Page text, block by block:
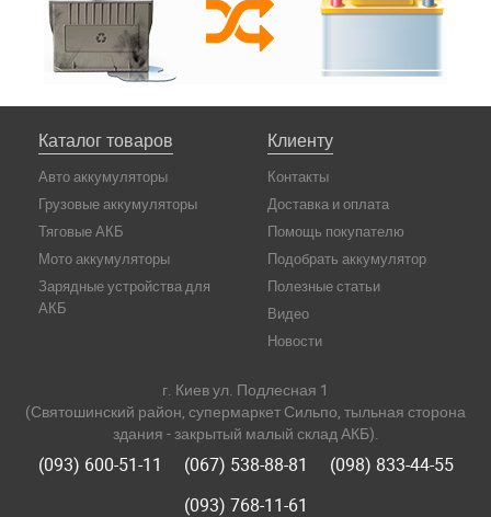
Каталог товаров
Авто аккумуляторы
Грузовые аккумуляторы
Тяговые АКБ
Мото аккумуляторы
Зарядные устройства для
АКБ
Клиенту
Контакты
Доставка и оплата
Помощь покупателю
Подобрать аккумулятор
Полезные статьи
Видео
Новости
г. Киев ул. Подлесная 1
(Святошинский район, супермаркет Сильпо, тыльная сторона
здания - закрытый малый склад АКБ).
(093) 600-51-11 (067) 538-88-81
(098) 833-44-55
(093) 768-11-61